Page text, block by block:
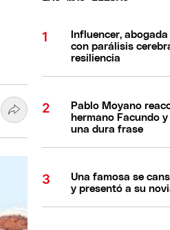
Influencer,
con parálisis
resiliencia
Pablo Moyano
hermano Facundo
una dura frase
Una famosa se
y presentó a su